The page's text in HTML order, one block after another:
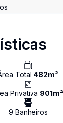
Total 482m²
Privativa 901m²
9 Banheiros